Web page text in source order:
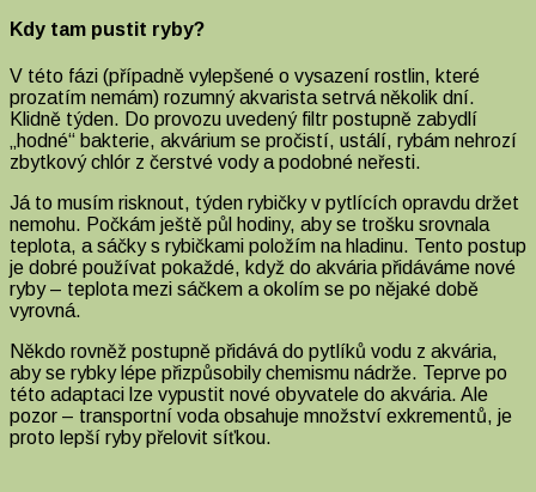
Kdy tam pustit ryby?
V této fázi (případně vylepšené o vysazení rostlin, které
prozatím nemám) rozumný akvarista setrvá několik dní.
Klidně týden. Do provozu uvedený filtr postupně zabydlí
„hodné“ bakterie, akvárium se pročistí, ustálí, rybám nehrozí
zbytkový chlór z čerstvé vody a podobné neřesti.
Já to musím risknout, týden rybičky v pytlících opravdu držet
nemohu. Počkám ještě půl hodiny, aby se trošku srovnala
teplota, a sáčky s rybičkami položím na hladinu. Tento postup
je dobré používat pokaždé, když do akvária přidáváme nové
ryby – teplota mezi sáčkem a okolím se po nějaké době
vyrovná.
Někdo rovněž postupně přidává do pytlíků vodu z akvária,
aby se rybky lépe přizpůsobily chemismu nádrže. Teprve po
této adaptaci lze vypustit nové obyvatele do akvária. Ale
pozor – transportní voda obsahuje množství exkrementů, je
proto lepší ryby přelovit síťkou.